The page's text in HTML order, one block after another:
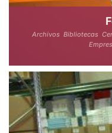
Archivos Bibliotecas